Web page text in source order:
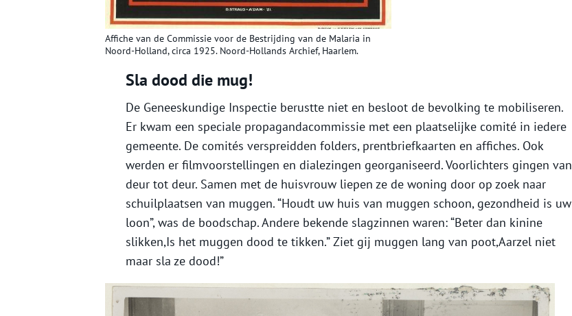
Affiche van de Commissie voor de Bestrijding van de Malaria in
Noord-Holland, circa 1925. Noord-Hollands Archief, Haarlem.
Sla dood die mug!
De Geneeskundige Inspectie berustte niet en besloot de bevolking te mobiliseren.
Er kwam een speciale propagandacommissie met een plaatselijke comité in iedere
gemeente. De comités verspreidden folders, prentbriefkaarten en affiches. Ook
werden er filmvoorstellingen en dialezingen georganiseerd. Voorlichters gingen van
deur tot deur. Samen met de huisvrouw liepen ze de woning door op zoek naar
schuilplaatsen van muggen. “Houdt uw huis van muggen schoon, gezondheid is uw
loon”, was de boodschap. Andere bekende slagzinnen waren: “Beter dan kinine
slikken,Is het muggen dood te tikken.” Ziet gij muggen lang van poot,Aarzel niet
maar sla ze dood!”